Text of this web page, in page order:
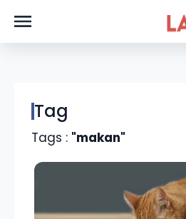
Tag
Tags : "makan"